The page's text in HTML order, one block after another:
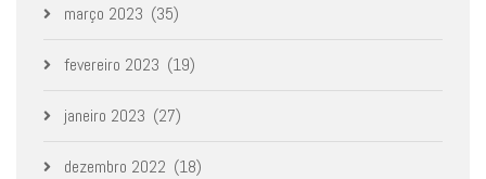
março 2023 (35)
fevereiro 2023 (19)
janeiro 2023 (27)
dezembro 2022 (18)